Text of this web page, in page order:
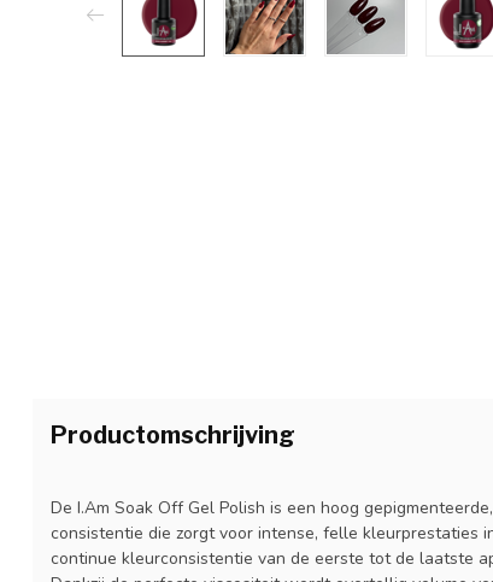
Productomschrijving
De I.Am Soak Off Gel Polish is een hoog
consistentie die zorgt voor intense, felle kleurprestaties
continue kleurconsistentie van de eerste tot de laatste